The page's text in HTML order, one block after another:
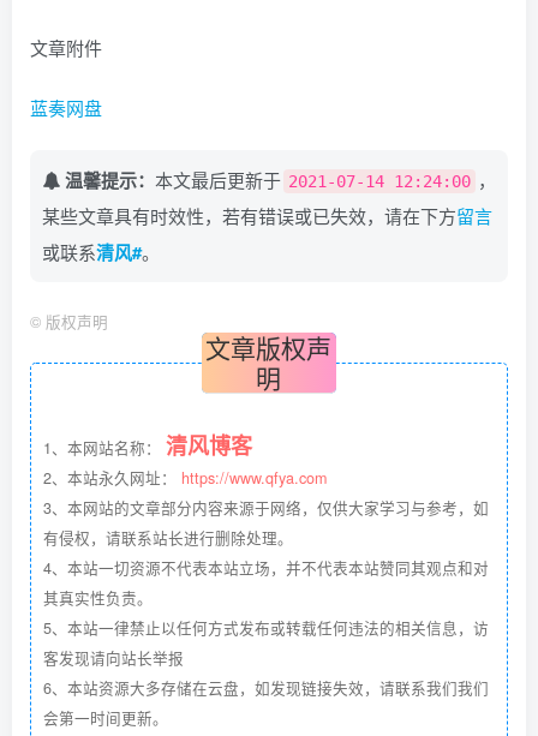
文章附件
蓝奏网盘
温馨提示： 本文最后更新于 2021-07-14 12:24:00 ，
某些文章具有时效性，若有错误或已失效，请在下方留言
或联系清风#。
© 版权声明
文章版权声
明
1、本网站名称： 清风博客
2、本站永久网址： https://www.qfya.com
3、本网站的文章部分内容来源于网络，仅供大家学习与参考，如
有侵权，请联系站长进行删除处理。
4、本站一切资源不代表本站立场，并不代表本站赞同其观点和对
其真实性负责。
5、本站一律禁止以任何方式发布或转载任何违法的相关信息，访
客发现请向站长举报
6、本站资源大多存储在云盘，如发现链接失效，请联系我们我们
会第一时间更新。